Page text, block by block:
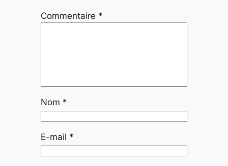
Commentaire *
Nom *
E-mail *